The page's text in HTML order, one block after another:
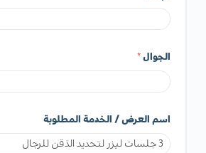
الجوال *
اسم العرض / الخدمة المطلوبة